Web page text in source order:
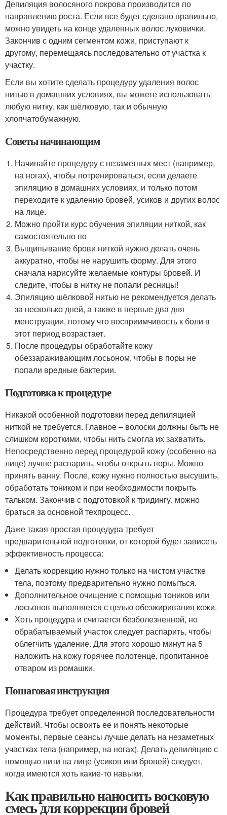
Депиляция волосяного покрова производится по
направлению роста. Если все будет сделано правильно,
можно увидеть на конце удаленных волос луковички.
Закончив с одним сегментом кожи, приступают к
другому, перемещаясь последовательно от участка к
участку.
Если вы хотите сделать процедуру удаления волос
нитью в домашних условиях, вы можете использовать
любую нитку, как шёлковую, так и обычную
хлопчатобумажную.
Советы начинающим
Начинайте процедуру с незаметных мест (например,
на ногах), чтобы потренироваться, если делаете
эпиляцию в домашних условиях, и только потом
переходите к удалению бровей, усиков и других волос
на лице.
Можно пройти курс обучения эпиляции ниткой, как
самостоятельно по
Выщипывание брови ниткой нужно делать очень
аккуратно, чтобы не нарушить форму. Для этого
сначала нарисуйте желаемые контуры бровей. И
следите, чтобы в нитку не попали ресницы!
Эпиляцию шёлковой нитью не рекомендуется делать
за несколько дней, а также в первые два дня
менструации, потому что восприимчивость к боли в
этот период возрастает.
После процедуры обработайте кожу
обеззараживающим лосьоном, чтобы в поры не
попали вредные бактерии.
Подготовка к процедуре
Никакой особенной подготовки перед депиляцией
ниткой не требуется. Главное – волоски должны быть не
слишком короткими, чтобы нить смогла их захватить.
Непосредственно перед процедурой кожу (особенно на
лице) лучше распарить, чтобы открыть поры. Можно
принять ванну. После, кожу нужно полностью высушить,
обработать тоником и при необходимости покрыть
тальком. Закончив с подготовкой к тридингу, можно
браться за основной техпроцесс.
Даже такая простая процедура требует
предварительной подготовки, от которой будет зависеть
эффективность процесса:
Делать коррекцию нужно только на чистом участке
тела, поэтому предварительно нужно помыться.
Дополнительное очищение с помощью тоников или
лосьонов выполняется с целью обезжиривания кожи.
Хоть процедура и считается безболезненной, но
обрабатываемый участок следует распарить, чтобы
облегчить удаление. Для этого хорошо минут на 5
наложить на кожу горячее полотенце, пропитанное
отваром из ромашки.
Пошаговая инструкция
Процедура требует определенной последовательности
действий. Чтобы освоить ее и понять некоторые
моменты, первые сеансы лучше делать на незаметных
участках тела (например, на ногах). Делать депиляцию с
помощью нити на лице (усиков или бровей) следует,
когда имеются хоть какие-то навыки.
Как правильно наносить восковую
смесь для коррекции бровей